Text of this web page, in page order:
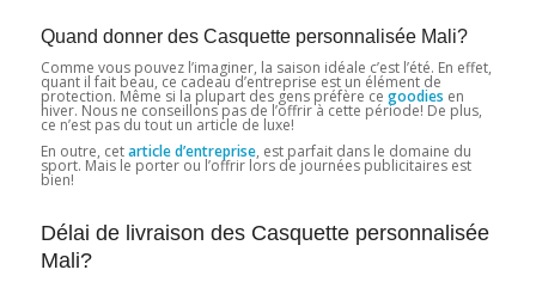
Quand donner des Casquette personnalisée Mali?
Comme vous pouvez l’imaginer, la saison idéale c’est l’été. En effet,
quant il fait beau, ce cadeau d’entreprise est un élément de
protection. Même si la plupart des gens préfère ce goodies en
hiver. Nous ne conseillons pas de l’offrir à cette période! De plus,
ce n’est pas du tout un article de luxe!
En outre, cetarticle d’entreprise, est parfait dans le domaine du
sport. Mais le porter ou l’offrir lors de journées publicitaires est
bien!
Délai de livraison des Casquette personnalisée
Mali?